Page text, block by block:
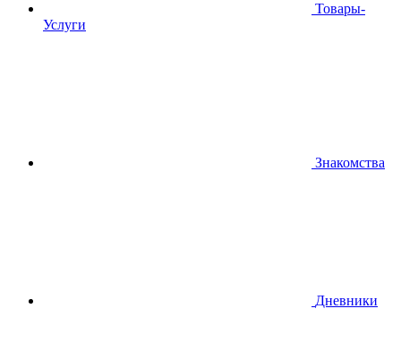
Товары-
Услуги
Знакомства
Дневники